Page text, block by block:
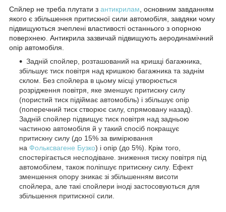
Спйлер не треба плутати з антикрилам , основним завданням
якого є збільшення притискної сили автомобіля, завдяки чому
підвищуються зчеплені властивості останнього з опорною
поверхнею . Антикрила зазвичай підвищують аеродинамічний
опір автомобіля.
Задній спойлер, розташований на кришці багажника,
збільшує тиск повітря над кришкою багажника та заднім
склом. Без спойлера в цьому місці утворюється
розрідження повітря, яке зменшує притискну силу
(пористий тиск підіймає автомобіль) і збільшує опір
(поперечний тиск створює силу, спрямовану назад).
Задній спойлер підвищує тиск повітря над задньою
частиною автомобіля й у такий спосіб покращує
притискну силу (до 15% за вимірювання
на Фольксвагене Бузко) і опір (до 5%). Крім того,
спостерігається несподіване зниження тиску повітря під
автомобілем, також поліпшує притискну силу. Ефект
зменшення опору зникає зі збільшенням висоти
спойлера, але такі спойлери іноді застосовуються для
збільшення притискної сили.